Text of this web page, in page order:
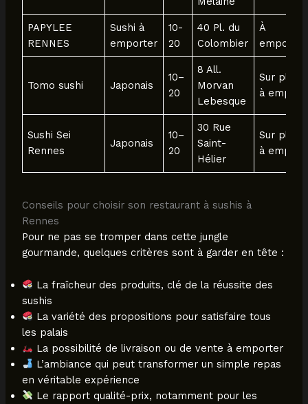
PAPYLEE
RENNES
Sushi à
emporter
10-
20
40 Pl. du
Colombier
À
emporter
Tomo sushi Japonais
10–
20
8 All.
Morvan
Lebesque
Sur place,
à
Sushi Sei
Rennes
Japonais
10–
20
30 Rue
Saint-
Hélier
Sur place,
à
Conseils pour choisir son restaurant à sushis à
Rennes
Pour ne pas se tromper dans cette jungle
gourmande, quelques critères sont à garder en tête :
La fraîcheur des produits, clé de la réussite des
sushis
La variété des propositions pour satisfaire tous
les palais
La possibilité de livraison ou de vente à emporter
L’ambiance qui peut transformer un simple repas
en véritable expérience
Le rapport qualité-prix, notamment pour les